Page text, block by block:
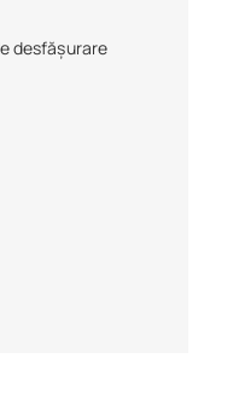
desfășurare